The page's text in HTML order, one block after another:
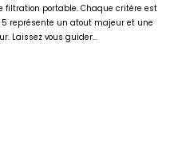
filtration portable. Chaque critère est
5 représente un atout majeur et une
Laissez vous guider...